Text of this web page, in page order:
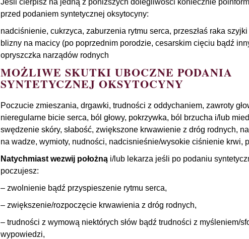
przed podaniem syntetycznej oksytocyny:
nadciśnienie, cukrzyca, zaburzenia rytmu serca, przeszłaś raka
blizny na macicy (po poprzednim porodzie, cesarskim cięciu bądź
opryszczka narządów rodnych
MOŻLIWE SKUTKI UBOCZNE PODANIA
SYNTETYCZNEJ OKSYTOCYNY
Poczucie zmieszania, drgawki, trudności z oddychaniem, zawroty
nieregularne bicie serca, ból głowy, pokrzywka, ból brzucha i/lub
swędzenie skóry, słabość, zwiększone krwawienie z dróg rodnych,
na wadze, wymioty, nudności, nadcisnieśnie/wysokie ciśnienie krwi,
Natychmiast wezwij położną i/lub lekarza jeśli po podaniu
poczujesz:
– zwolnienie bądź przyspieszenie rytmu serca,
– zwiększenie/rozpoczęcie krwawienia z dróg rodnych,
– trudności z wymową niektórych słów bądź trudności z myśleniem/
wypowiedzi,